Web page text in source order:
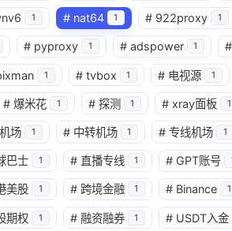
关配置是否正确
兴
1 # nat64 1 # 922proxy 1
# pyproxy 1 # adspower 1 #
1 # tvbox 1 # 电视源 1
# 爆米花 1 # 探测 1 # xray面板 1
场 1 # 中转机场 1 # 专线机场 1
巴士 1 # 直播专线 1 # GPT账号
美股 1 # 跨境金融 1 # Binance 1
期权 1 # 融资融券 1 # USDT入金